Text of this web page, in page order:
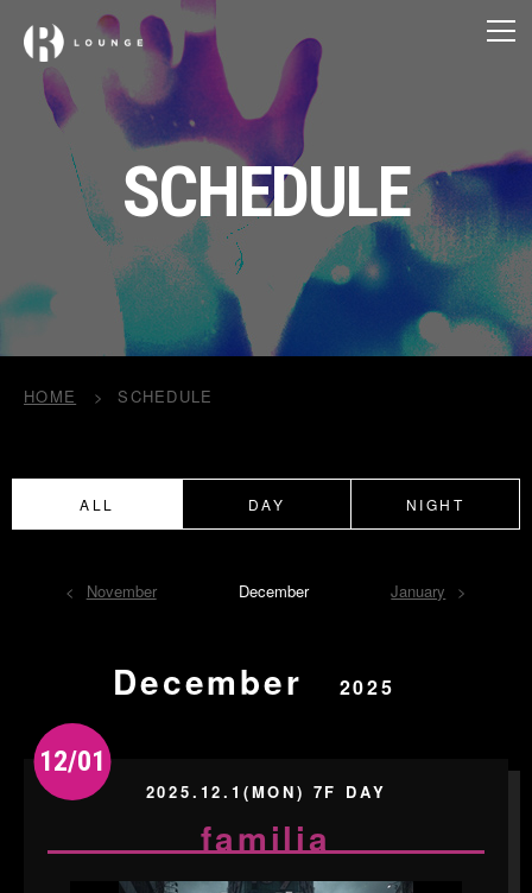
SCHEDULE
HOME SCHEDULE
ALL DAY NIGHT
November December January
December 2025
12/01
2025.12.1(MON) 7F DAY
familia